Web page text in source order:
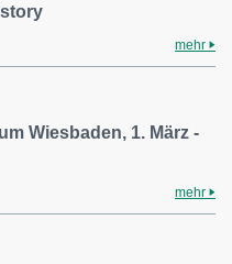
mehr
Wiesbaden, 1. März -
mehr